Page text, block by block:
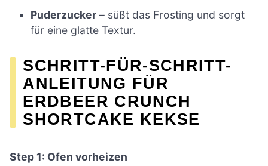
Puderzucker – süßt das Frosting und sorgt
für eine glatte Textur.
SCHRITT-FÜR-SCHRITT-
ANLEITUNG FÜR
ERDBEER CRUNCH
SHORTCAKE KEKSE
Step 1: Ofen vorheizen